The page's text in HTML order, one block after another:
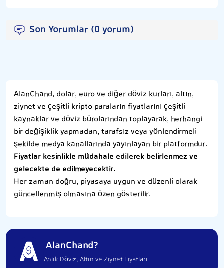
Son Yorumlar (0 yorum)
AlanChand, dolar, euro ve diğer döviz kurları, altın,
ziynet ve çeşitli kripto paraların fiyatlarını çeşitli
kaynaklar ve döviz bürolarından toplayarak, herhangi
bir değişiklik yapmadan, tarafsız veya yönlendirmeli
şekilde medya kanallarında yayınlayan bir platformdur.
Fiyatlar kesinlikle müdahale edilerek belirlenmez ve
gelecekte de edilmeyecektir.
Her zaman doğru, piyasaya uygun ve düzenli olarak
güncellenmiş olmasına özen gösterilir.
AlanChand?
Anlık Döviz, Altın ve Ziynet Fiyatları